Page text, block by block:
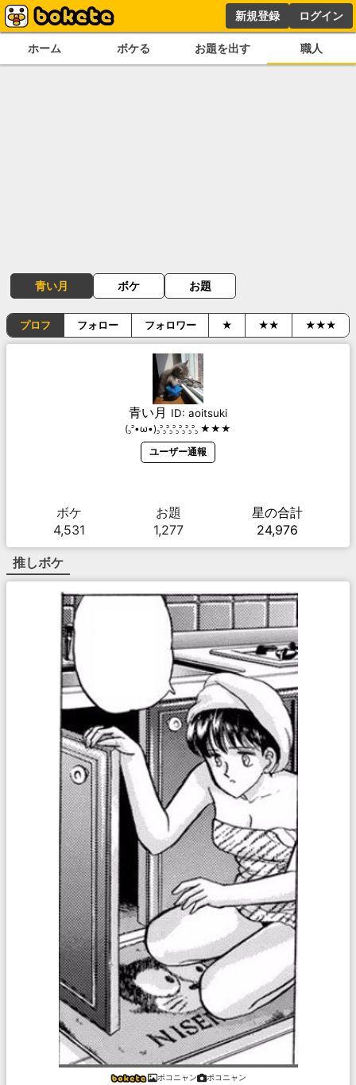
新規登録 ログイン
ホーム ボケる お題を出す 職人
青い月 ボケ お題
プロフ フォロー フォロワー ★ ★★ ★★★
青い月 ID: aoitsuki
(꜆꜄•ω•)꜆꜄꜆꜄꜆꜄꜆꜄꜆꜄꜆꜄꜆ ★★★
ユーザー通報
ボケ
4,531
お題
1,277
星の合計
24,976
推しボケ
ポコニャン ポコニャン